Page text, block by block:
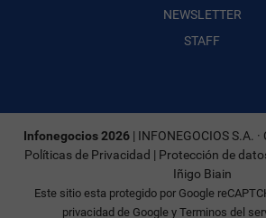
NEWSLETTER
STAFF
Infonegocios 2026 | INFONEGOCIOS S.A.
Políticas de Privacidad | Protección de
Iñigo Biain
Este sitio esta protegido por Google
privacidad de Googley Terminos del